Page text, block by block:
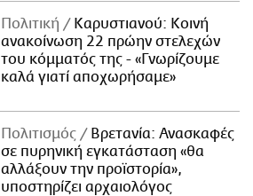
Πολιτική
Καρυστιανού: Κοινή
ανακοίνωση 22 πρώην στελεχών
του κόμματός της - «Γνωρίζουμε
καλά γιατί αποχωρήσαμε»
Πολιτισμός
Βρετανία: Ανασκαφές
σε πυρηνική εγκατάσταση «θα
αλλάξουν την προϊστορία»,
υποστηρίζει αρχαιολόγος